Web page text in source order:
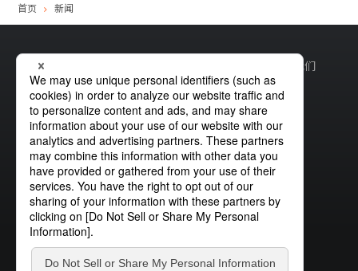
联系我们
全部
例：VFHY1104P、LLF0111A、ULR4B、SL035
首页 新闻
网站地图 联系我们
沪ICP备19033726号-2
沪公网安备31010402335180号
微信公众号